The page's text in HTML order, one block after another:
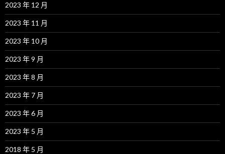
2023 年 12 月
2023 年 11 月
2023 年 10 月
2023 年 9 月
2023 年 8 月
2023 年 7 月
2023 年 6 月
2023 年 5 月
2018 年 5 月